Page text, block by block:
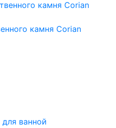
камня Corian